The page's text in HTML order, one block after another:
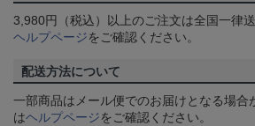
3,980円（税込）以上のご注文は全国一律
ヘルプページをご確認ください。
配送方法について
一部商品はメール便でのお届けとなる場合
はヘルプページをご確認ください。